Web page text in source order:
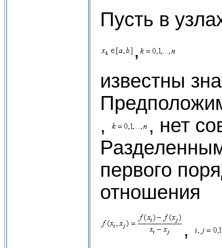
Пусть в
,
известны
,
, нет
первого
отношения
,